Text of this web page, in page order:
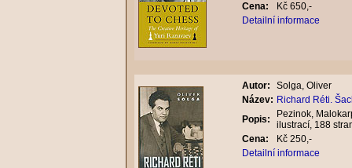
Cena:
Kč 650,-
Detailní informace
Autor:
Solga, Oliver
Název: Richard Réti.
Popis:
Pezinok,
ilustrací, 188
Cena:
Kč 250,-
Detailní informace